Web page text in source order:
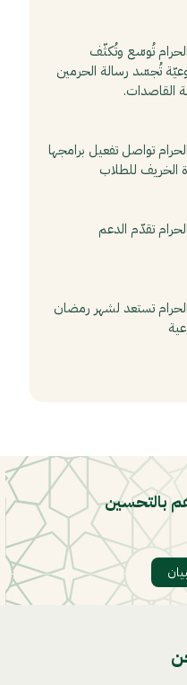
تُوسّع وتُكثّف
تُجسّد رسالة الحرمين
القاصدات.
تواصل تفعيل برامجها
الخريف للطلاب
تقدّم الدعم
تستعد لشهر رمضان
بالتحسين